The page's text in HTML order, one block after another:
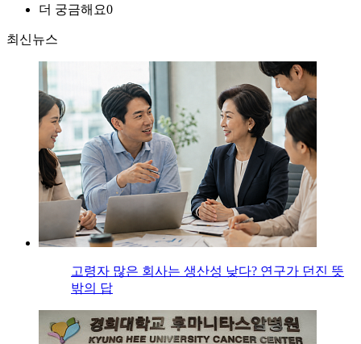
더 궁금해요0
최신뉴스
고령자 많은 회사는 생산성 낮다? 연구가 던진 뜻
밖의 답